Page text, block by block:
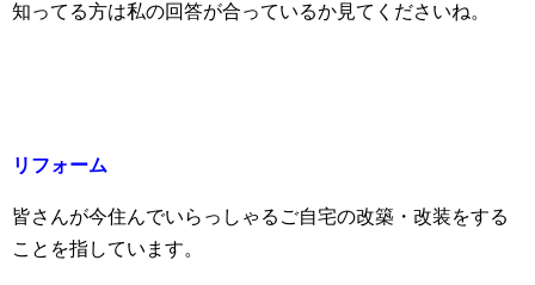
知ってる方は私の回答が合っているか見てくださいね。
リフォーム
皆さんが今住んでいらっしゃるご自宅の改築・改装をする
ことを指しています。